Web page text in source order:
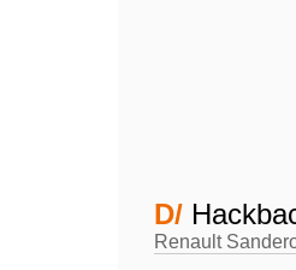
D/
Renault